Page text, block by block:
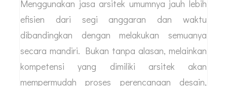
Menggunakan jasa arsitek umumnya jauh lebih
efisien dari segi anggaran dan waktu
dibandingkan dengan melakukan semuanya
secara mandiri. Bukan tanpa alasan, melainkan
kompetensi yang dimiliki arsitek akan
mempermudah proses perencanaan desain,